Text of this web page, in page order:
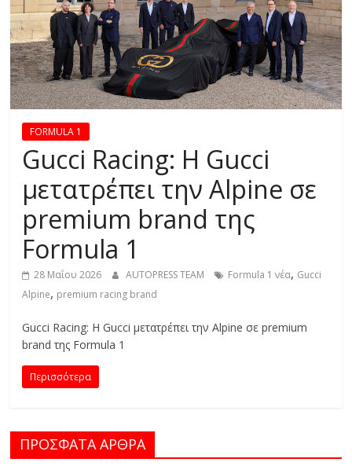
R
E
S
S
S
FORMULA 1
Gucci Racing: Η Gucci
μετατρέπει την Alpine σε
premium brand της
Formula 1
28 Μαΐου 2026 AUTOPRESS TEAM Formula 1 νέα, Gucci
Alpine, premium racing brand
Gucci Racing: Η Gucci μετατρέπει την Alpine σε premium
brand της Formula 1
Περισσότερα
ΠΡΟΣΦΑΤΑ ΑΡΘΡΑ